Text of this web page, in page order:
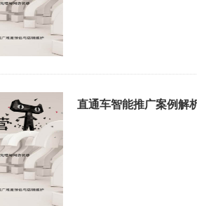
直通车智能推广案例解